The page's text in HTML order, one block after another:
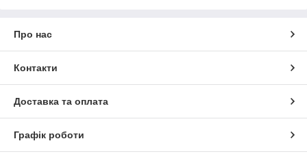
Про нас
Контакти
Доставка та оплата
Графік роботи